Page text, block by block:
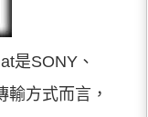
是SONY、
方式而言，